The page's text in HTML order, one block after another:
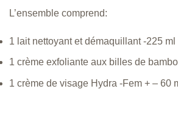
L’ensemble comprend:
1 lait nettoyant et démaquillant -225 ml
1 crème exfoliante aux billes de
1 crème de visage Hydra -Fem + – 60